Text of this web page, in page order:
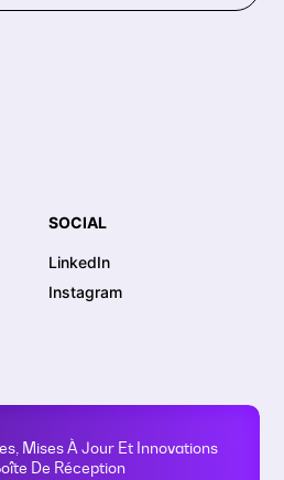
SOCIAL
LinkedIn
Instagram
Mises À Jour Et Innovations
De Réception